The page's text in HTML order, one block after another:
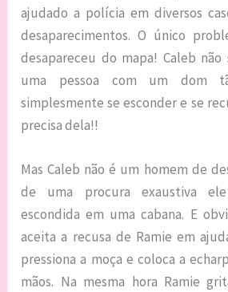
ajudado a polícia em diversos
desaparecimentos. O único
desapareceu do mapa! Caleb
uma pessoa com um dom
simplesmente se esconder e se
precisa dela!!
Mas Caleb não é um homem de
de uma procura exaustiva
escondida em uma cabana. E
aceita a recusa de Ramie em
pressiona a moça e coloca a
mãos. Na mesma hora Ramie